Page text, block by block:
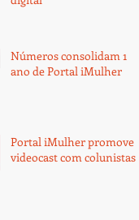
Números consolidam 1
ano de Portal iMulher
Portal iMulher promove
videocast com colunistas